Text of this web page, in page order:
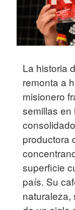
La historia
remonta a
misionero
semillas en
productora
superficie
país. Su
naturaleza,